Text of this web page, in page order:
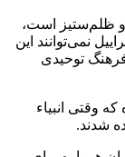
و ظلم‌ستیز است،
نمی‌توانند این
از این فرهنگ توحیدی
وقتی انبیاء
شدند.